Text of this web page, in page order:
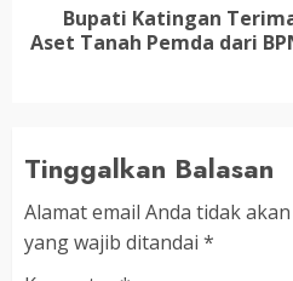
Next
post:
Bupati Katingan
Aset Tanah Pemda dari
Tinggalkan Balasan
Alamat email Anda tidak
yang wajib ditandai *